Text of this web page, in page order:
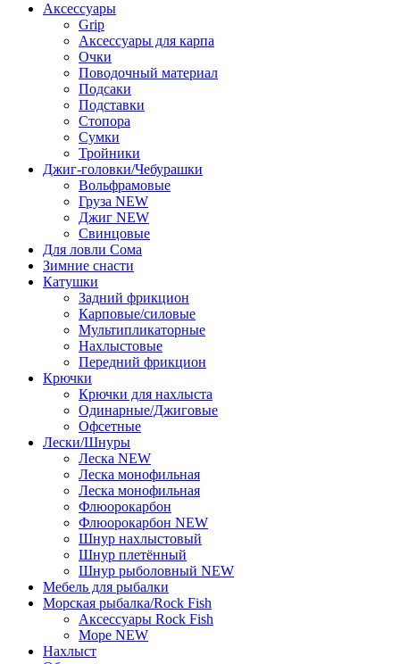
Аксессуары
Grip
Аксессуары для карпа
Очки
Поводочный материал
Подсаки
Подставки
Стопора
Сумки
Тройники
Джиг-головки/Чебурашки
Вольфрамовые
Груза NEW
Джиг NEW
Свинцовые
Для ловли Сома
Зимние снасти
Катушки
Задний фрикцион
Карповые/силовые
Мультипликаторные
Нахлыстовые
Передний фрикцион
Крючки
Крючки для нахлыста
Одинарные/Джиговые
Офсетные
Лески/Шнуры
Леска NEW
Леска монофильная
Леска монофильная
Флюорокарбон
Флюорокарбон NEW
Шнур нахлыстовый
Шнур плетённый
Шнур рыболовный NEW
Мебель для рыбалки
Морская рыбалка/Rock Fish
Аксессуары Rock Fish
Море NEW
Нахлыст